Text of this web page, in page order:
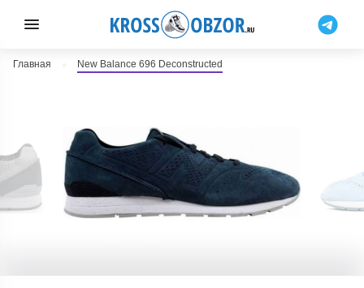
Главная New Balance 696 Deconstructed